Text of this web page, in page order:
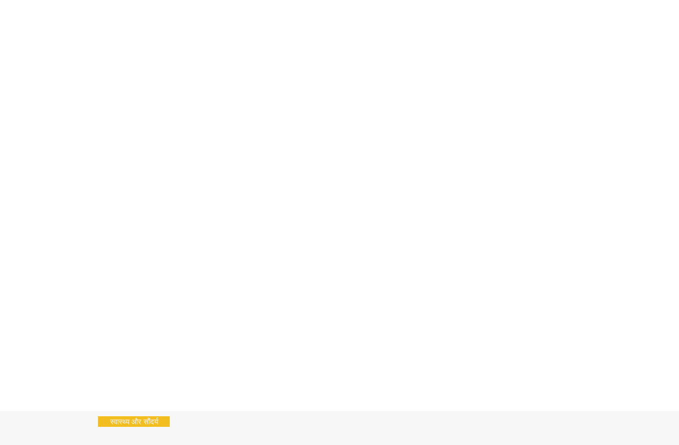
स्वास्थ्य और सौंदर्य